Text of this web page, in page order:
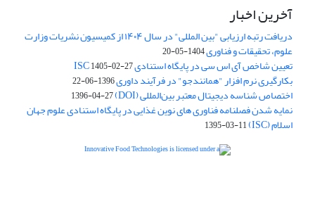
آخرین اخبار
دریافت رتبه ارزیابی "بین المللی" در سال ۱۴۰۴ از کمیسیون نشریات وزارت
علوم، تحقیقات و فناوری1404-05-20
تعیین شاخص آی اس سی در پایگاه استنادی ISC1405-02-27
بکارگیری نرم افزار "همانندجو" در فرآیند داوری1396-06-22
اختصاص شناسه دیجیتال معتبر بین‌المللی (DOI) 1396-04-27
نمایه شدن فصلنامه فناوری های نوین غذایی در پایگاه استنادی علوم جهان
اسلام (ISC) 1395-03-11